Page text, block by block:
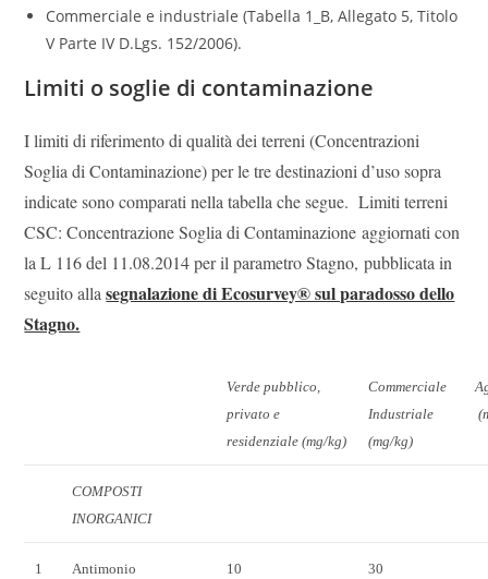
Commerciale e industriale (Tabella 1_B, Allegato 5, Titolo
V Parte IV D.Lgs. 152/2006).
Limiti o soglie di contaminazione
I limiti di riferimento di qualità dei terreni (Concentrazioni
Soglia di Contaminazione) per le tre destinazioni d’uso sopra
indicate sono comparati nella tabella che segue. Limiti terreni
CSC: Concentrazione Soglia di Contaminazione aggiornati con
la L 116 del 11.08.2014 per il parametro Stagno, pubblicata in
seguito allasegnalazione di Ecosurvey® sul paradosso dello
Stagno.
Verde pubblico,
privato e
residenziale (mg/kg)
Commerciale
Industriale
(mg/kg)
COMPOSTI
INORGANICI
1 Antimonio 10 30